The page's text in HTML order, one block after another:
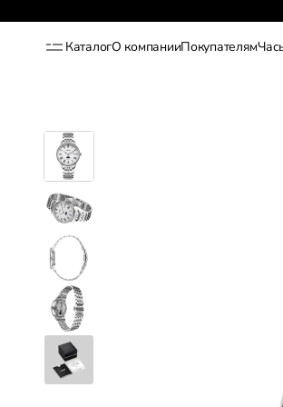
КаталогО компанииПокупателям